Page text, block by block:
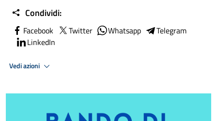
Condividi:
Facebook Twitter Whatsapp
Telegram
LinkedIn
Vedi azioni